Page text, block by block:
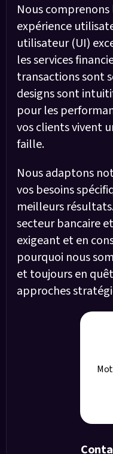
Nous
expérience
utilisateur (UI)
les services
transactions sont
designs sont
pour les
vos clients vivent
faille.
Nous adaptons
vos besoins
meilleurs
secteur bancaire
exigeant et en
pourquoi nous
et toujours en
approches